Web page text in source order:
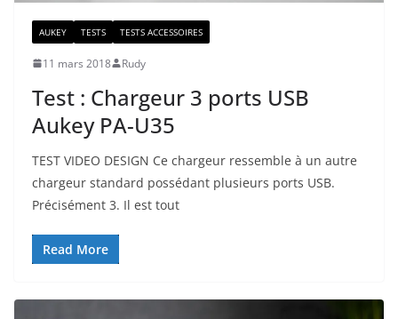
AUKEY TESTS TESTS ACCESSOIRES
11 mars 2018 Rudy
Test : Chargeur 3 ports USB
Aukey PA-U35
TEST VIDEO DESIGN Ce chargeur ressemble à un autre
chargeur standard possédant plusieurs ports USB.
Précisément 3. Il est tout
Read More